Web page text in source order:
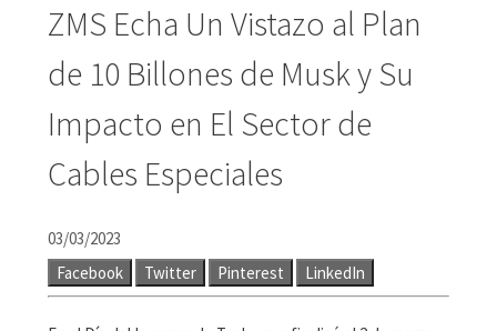
ZMS Echa Un Vistazo al Plan
de 10 Billones de Musk y Su
Impacto en El Sector de
Cables Especiales
03/03/2023
Facebook
Twitter Pinterest LinkedIn